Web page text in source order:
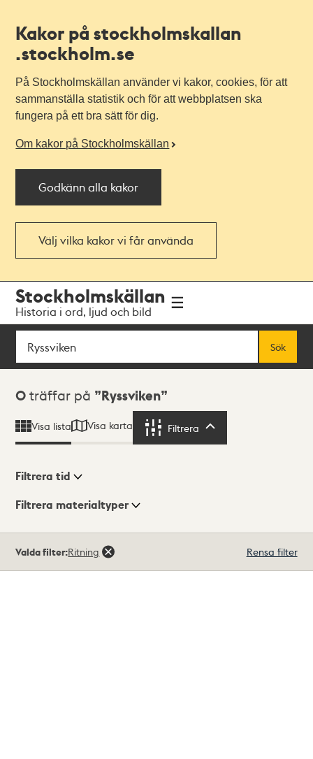
Kakor på stockholmskallan
.stockholm.se
På Stockholmskällan använder vi kakor, cookies, för att
sammanställa statistik och för att webbplatsen ska
fungera på ett bra sätt för dig.
Om kakor på Stockholmskällan
Godkänn alla kakor
Välj vilka kakor vi får använda
navigationen
huvudinnehållet
Stockholmskällan
Historia i ord, ljud och bild
Sök
Sök
Sökresultat
0 träffar på Ryssviken
Visa lista Visa karta Filtrera
Visningsläge
Filtrera tid
Filtrera materialtyper
träffar
Valda filter:Ritning Rensa filter